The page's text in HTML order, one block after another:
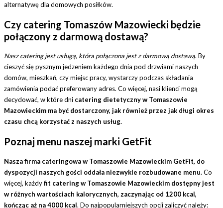
alternatywę dla domowych posiłków.
Czy catering Tomaszów Mazowiecki będzie
połączony z darmową dostawą?
Nasz catering jest usługą, która połączona jest z darmową dostawą. By
cieszyć się pysznym jedzeniem każdego dnia pod drzwiami naszych
domów, mieszkań, czy miejsc pracy, wystarczy podczas składania
zamówienia podać preferowany adres. Co więcej, nasi klienci mogą
decydować, w które dni catering dietetyczny w Tomaszowie
Mazowieckim ma być dostarczony, jak również przez jak długi okres
czasu chcą korzystać z naszych usług.
Poznaj menu naszej marki GetFit
Nasza firma cateringowa w Tomaszowie Mazowieckim GetFit, do
dyspozycji naszych gości oddała niezwykle rozbudowane menu. Co
więcej, każdyfit catering w Tomaszowie Mazowieckim dostępny jest
w różnych wartościach kalorycznych, zaczynając od 1200 kcal,
kończąc aż na 4000 kcal. Do najpopularniejszych opcji zaliczyć należy: